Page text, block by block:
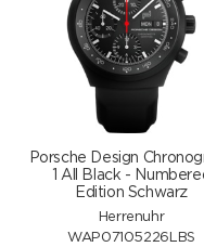
Porsche Design
1 All Black -
Edition Schwarz
Herrenuhr
WAP07105226LBS